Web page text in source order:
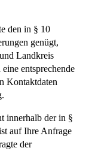
den in § 10
genügt,
Landkreis
entsprechende
Kontaktdaten
innerhalb der in §
auf Ihre Anfrage
der